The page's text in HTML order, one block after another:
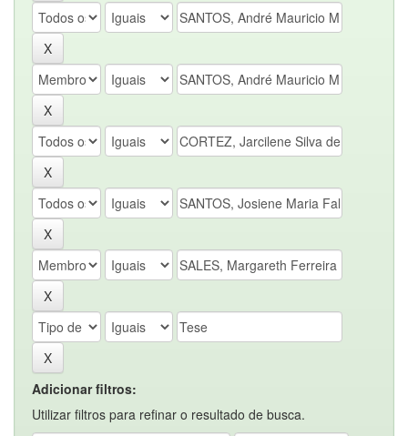
Adicionar filtros:
Utilizar filtros para refinar o resultado de busca.